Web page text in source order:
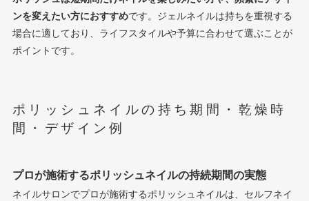
ンを変えたい方におすすめです。ジェルネイルは持ちを重視する
場合に適しており、ライフスタイルや予算に合わせて選ぶことが
ポイントです。
ポリッシュネイルの持ち期間・乾燥時
間・デザイン例
プロが施術するポリッシュネイルの持続期間の実態
ネイルサロンでプロが施術するポリッシュネイルは、セルフネイ